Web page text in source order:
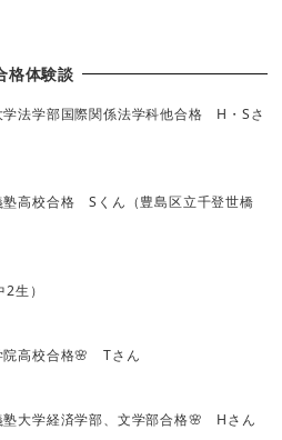
格体験談
法学部国際関係法学科他合格 H・Sさ
高校合格 Sくん（豊島区立千登世橋
生）
高校合格🌸 Tさん
大学経済学部、文学部合格🌸 Hさん